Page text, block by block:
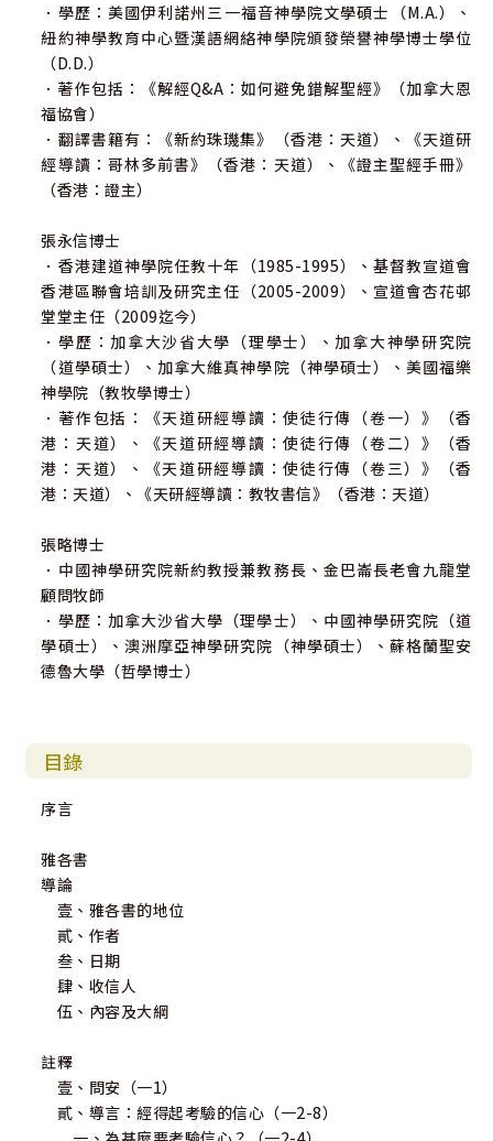
．學歷：美國伊利諾州三一福音神學院文學碩士（M.A.）、
紐約神學教育中心暨漢語網絡神學院頒發榮譽神學博士學位
（D.D.）
．著作包括：《解經Q&A：如何避免錯解聖經》（加拿大恩
福協會）
．翻譯書籍有：《新約珠璣集》（香港：天道）、《天道研
經導讀：哥林多前書》（香港：天道）、《證主聖經手冊》
（香港：證主）
張永信博士
．香港建道神學院任教十年（1985-1995）、基督教宣道會
香港區聯會培訓及研究主任（2005-2009）、宣道會杏花邨
堂堂主任（2009迄今）
．學歷：加拿大沙省大學（理學士）、加拿大神學研究院
（道學碩士）、加拿大維真神學院（神學碩士）、美國福樂
神學院（教牧學博士）
．著作包括：《天道研經導讀：使徒行傳（卷一）》（香
港：天道）、《天道研經導讀：使徒行傳（卷二）》（香
港：天道）、《天道研經導讀：使徒行傳（卷三）》（香
港：天道）、《天研經導讀：教牧書信》（香港：天道）
張略博士
．中國神學研究院新約教授兼教務長、金巴崙長老會九龍堂
顧問牧師
．學歷：加拿大沙省大學（理學士）、中國神學研究院（道
學碩士）、澳洲摩亞神學研究院（神學碩士）、蘇格蘭聖安
德魯大學（哲學博士）
目錄
序言
雅各書
導論
壹、雅各書的地位
貳、作者
叁、日期
肆、收信人
伍、內容及大綱
註釋
壹、問安（一1）
貳、導言：經得起考驗的信心（一2-8）